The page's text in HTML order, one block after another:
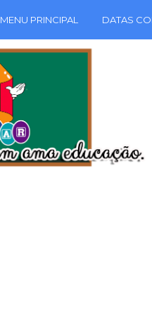
MENU PRINCIPAL DATAS